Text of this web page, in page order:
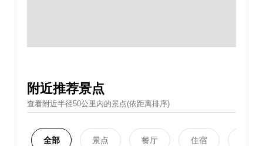
附近推荐景点
查看附近半径50公里內的景点(依距离排序)
全部 景点 餐厅 住宿